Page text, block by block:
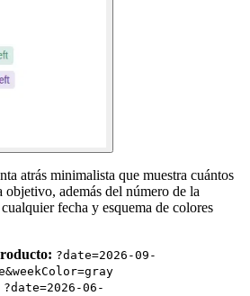
atrás minimalista que muestra cuántos
objetivo, además del número de la
fecha y esquema de colores
?date=2026-09-
?date=2026-06-